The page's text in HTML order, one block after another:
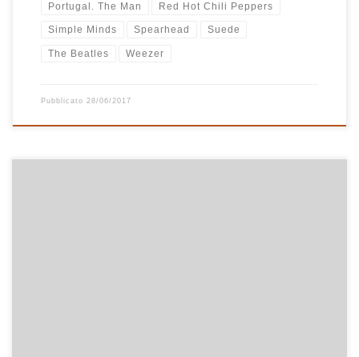
Portugal. The Man Red Hot Chili Peppers
Simple Minds Spearhead Suede
The Beatles Weezer
Pubblicato 28/06/2017